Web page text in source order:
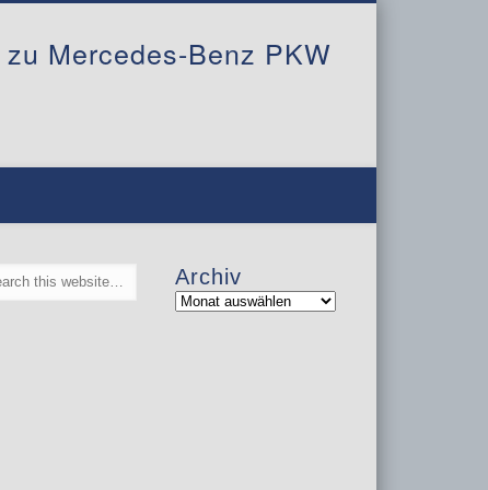
Mercedes-Benz PKW
Archiv
Archiv